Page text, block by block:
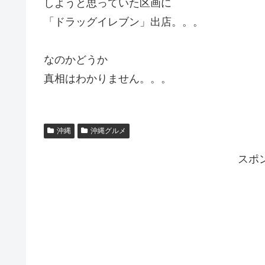
しようと思っていた区画に
「ドラッグイレブン」出店。。。
なのかどうか
真相はわかりません。。。
沖縄 沖縄グルメ
スポ